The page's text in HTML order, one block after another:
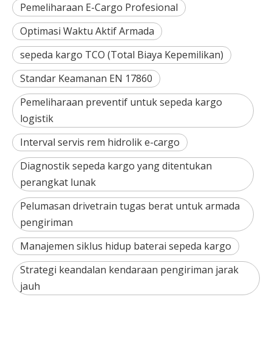
Pemeliharaan E-Cargo Profesional
Optimasi Waktu Aktif Armada
sepeda kargo TCO (Total Biaya Kepemilikan)
Standar Keamanan EN 17860
Pemeliharaan preventif untuk sepeda kargo
logistik
Interval servis rem hidrolik e-cargo
Diagnostik sepeda kargo yang ditentukan
perangkat lunak
Pelumasan drivetrain tugas berat untuk armada
pengiriman
Manajemen siklus hidup baterai sepeda kargo
Strategi keandalan kendaraan pengiriman jarak
jauh